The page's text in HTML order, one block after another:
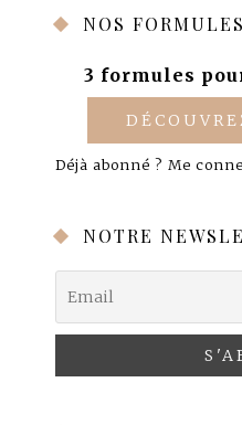
NOS FORMULES
3 formules
Déjà abonné ? Me
NOTRE